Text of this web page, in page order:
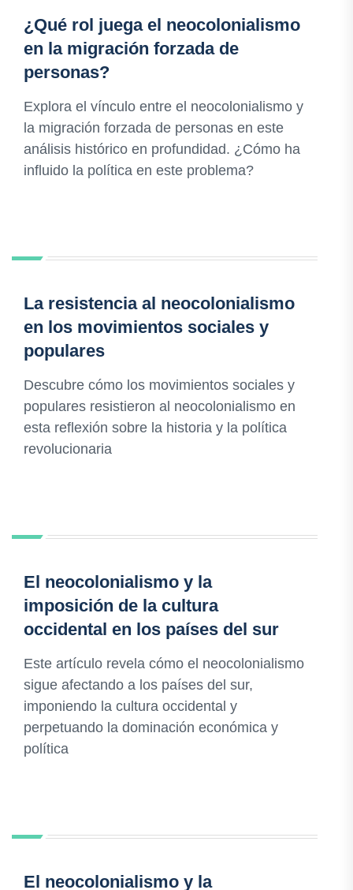
¿Qué rol juega el neocolonialismo
en la migración forzada de
personas?
Explora el vínculo entre el neocolonialismo y
la migración forzada de personas en este
análisis histórico en profundidad. ¿Cómo ha
influido la política en este problema?
La resistencia al neocolonialismo
en los movimientos sociales y
populares
Descubre cómo los movimientos sociales y
populares resistieron al neocolonialismo en
esta reflexión sobre la historia y la política
revolucionaria
El neocolonialismo y la
imposición de la cultura
occidental en los países del sur
Este artículo revela cómo el neocolonialismo
sigue afectando a los países del sur,
imponiendo la cultura occidental y
perpetuando la dominación económica y
política
El neocolonialismo y la